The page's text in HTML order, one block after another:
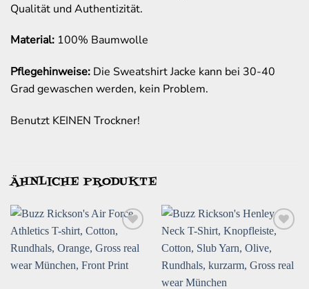
Qualität und Authentizität.
Material: 100% Baumwolle
Pflegehinweise: Die Sweatshirt Jacke kann bei 30-40
Grad gewaschen werden, kein Problem.
Benutzt KEINEN Trockner!
ÄHNLICHE PRODUKTE
Zur
Wunschliste
hinzufügen
Zur
Wunschliste
hinzufügen